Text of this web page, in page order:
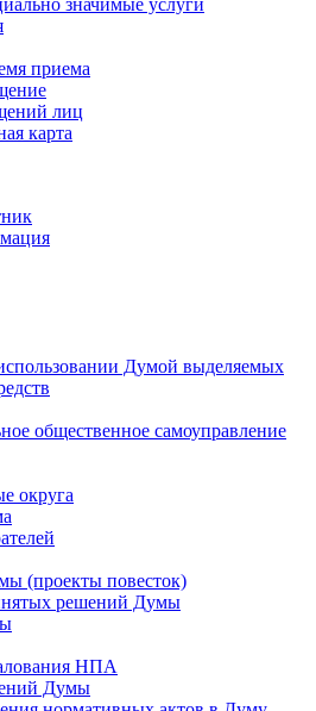
значимые услуги
приема
лиц
карта
Думой выделяемых
общественное самоуправление
округа
(проекты повесток)
решений Думы
НПА
Думы